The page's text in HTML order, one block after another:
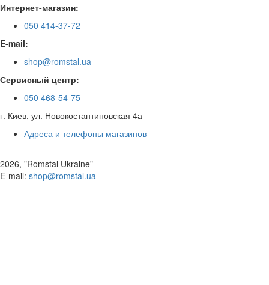
Интернет-магазин:
050 414-37-72
E-mail:
shop@romstal.ua
Сервисный центр:
050 468-54-75
г. Киев, ул. Новокостантиновская 4а
Адреса и телефоны магазинов
2026, "Romstal Ukraine"
​E-mail: shop@romstal.ua